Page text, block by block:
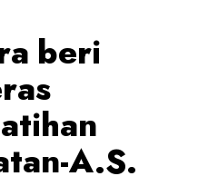
beri
A.S.